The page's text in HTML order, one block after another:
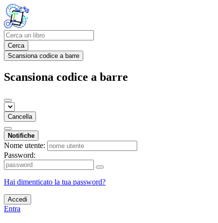
Cerca
Scansiona codice a barre
Scansiona codice a barre
Cancella
Notifiche
Nome utente:
Password:
Hai dimenticato la tua password?
Accedi
Entra